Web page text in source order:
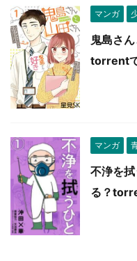
マンガ
鬼島さ
torrent
マンガ
不浄を
る？